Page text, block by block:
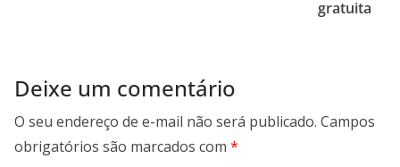
gratuita
Deixe um comentário
O seu endereço de e-mail não será publicado. Campos
obrigatórios são marcados com *